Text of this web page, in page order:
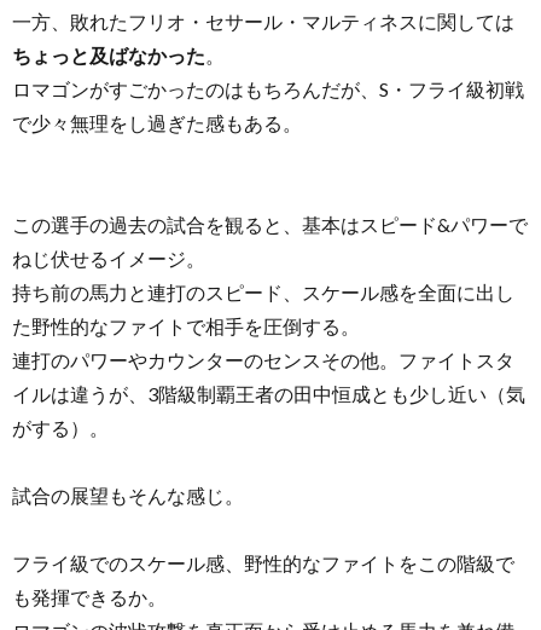
一方、敗れたフリオ・セサール・マルティネスに関しては
ちょっと及ばなかった
ロマゴンがすごかったのはもちろんだが、S・フライ級初戦
で少々無理をし過ぎた感もある。
この選手の過去の試合を観ると、基本はスピード&パワーで
ねじ伏せるイメージ。
持ち前の馬力と連打のスピード、スケール感を全面に出し
た野性的なファイトで相手を圧倒する。
連打のパワーやカウンターのセンスその他。ファイトスタ
イルは違うが、3階級制覇王者の田中恒成とも少し近い（気
がする）。
試合の展望もそんな感じ。
フライ級でのスケール感、野性的なファイトをこの階級で
も発揮できるか。